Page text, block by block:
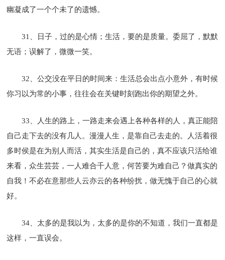
幽凝成了一个个未了的遗憾。
31、日子，过的是心情；生活，要的是质量。委屈了，默默
无语；误解了，微微一笑。
32、公交没在平日的时间来：生活总会出点小意外，有时候
你习以为常的小事，往往会在关键时刻跑出你的期望之外。
33、人生的路上，一路走来会遇上各种各样的人，真正能陪
自己走下去的没有几人。漫漫人生，是靠自己去走的。人活着很
多时侯是在为别人而活，其实生活是自己的，真不应该只活给谁
来看，众生芸芸，一人难合千人意，何苦要为难自己？做真实的
自我！不必在意那些人云亦云的各种纷扰，做无愧于自己的心就
好。
34、太多的是我以为，太多的是你的不知道，我们一直都是
这样，一直误会。